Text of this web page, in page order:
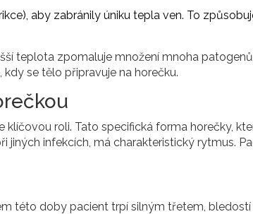
aby zabránily úniku tepla ven. To
teplota zpomaluje množení mnoha
se tělo připravuje na horečku.
klíčovou roli. Tato specifická forma horečky,
infekcích, má charakteristický rytmus.
této doby pacient trpí silným třetem,